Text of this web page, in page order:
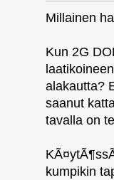
Millainen
Kun 2G
alakautta?
saanut
tavalla on
kumpikin